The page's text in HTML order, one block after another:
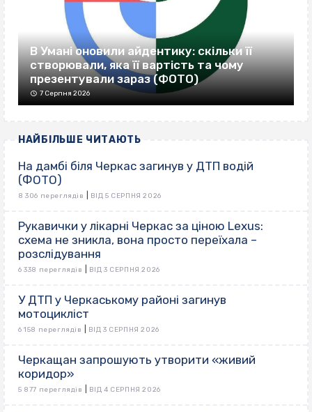
В Умані оновили айдентику: скільки її
створювали, яка її вартість та чому
презентували зараз (ФОТО)
7 Серпня 2026
НАЙБІЛЬШЕ ЧИТАЮТЬ
На дамбі біля Черкас загинув у ДТП водій
(ФОТО)
8 306 переглядів ВІД 5 СЕРПНЯ 2026
Рукавички у лікарні Черкас за ціною Lexus:
схема не зникла, вона просто переїхала –
розслідування
6 338 переглядів ВІД 3 СЕРПНЯ 2026
У ДТП у Черкаському районі загинув
мотоцикліст
6 158 переглядів ВІД 3 СЕРПНЯ 2026
Черкащан запрошують утворити «живий
коридор»
5 877 переглядів ВІД 4 СЕРПНЯ 2026